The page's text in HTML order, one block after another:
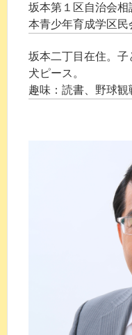
坂本第１区自治会相
本青少年育成学区民
坂本二丁目在住。
犬ピース。
趣味：読書、野球観